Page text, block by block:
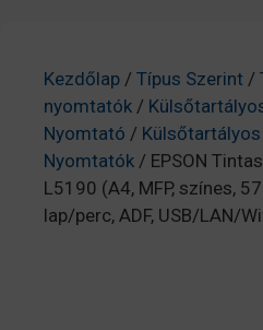
Kezdőlap / Típus Szerint /
nyomtatók /
Nyomtató /
Nyomtatók / EPSON
L5190 (A4, MFP, színes,
lap/perc, ADF, USB/LAN/